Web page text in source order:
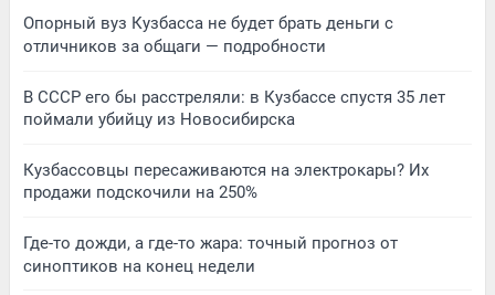
Опорный вуз Кузбасса не будет брать деньги с
отличников за общаги — подробности
В СССР его бы расстреляли: в Кузбассе спустя 35 лет
поймали убийцу из Новосибирска
Кузбассовцы пересаживаются на электрокары? Их
продажи подскочили на 250%
Где-то дожди, а где-то жара: точный прогноз от
синоптиков на конец недели